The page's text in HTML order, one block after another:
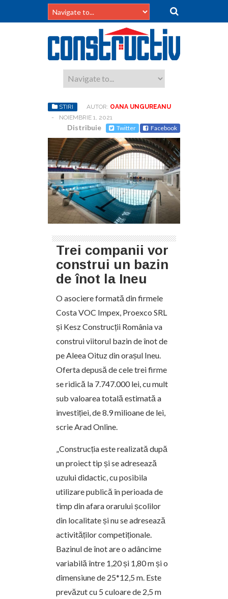
STIRI AUTOR: OANA UNGUREANU
-
NOIEMBRIE 1, 2021
Distribuie Twitter Facebook
Trei companii vor
construi un bazin
de înot la Ineu
O asociere formată din firmele
Costa VOC Impex, Proexco SRL
și Kesz Construcții România va
construi viitorul bazin de înot de
pe Aleea Oituz din orașul Ineu.
Oferta depusă de cele trei firme
se ridică la 7.747.000 lei, cu mult
sub valoarea totală estimată a
investiției, de 8.9 milioane de lei,
scrie Arad Online.
„Construcția este realizată după
un proiect tip și se adresează
uzului didactic, cu posibila
utilizare publică în perioada de
timp din afara orarului școlilor
din localitate și nu se adresează
activităților competiționale.
Bazinul de înot are o adâncime
variabilă între 1,20 și 1,80 m și o
dimensiune de 25*12,5 m. Este
prevăzut cu 5 culoare de 2,5 m